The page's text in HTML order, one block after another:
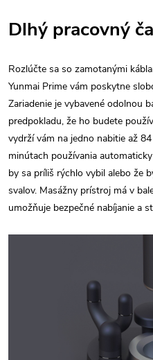
Dlhý pracovný
Rozlúčte sa so zamotanými
Yunmai Prime vám poskytne
Zariadenie je vybavené odolnou
predpokladu, že ho budete
vydrží vám na jedno nabitie až
minútach používania
by sa príliš rýchlo vybil alebo že
svalov. Masážny prístroj má v
umožňuje bezpečné nabíjanie a